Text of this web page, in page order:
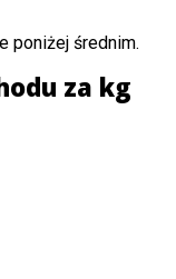
poniżej średnim.
za kg